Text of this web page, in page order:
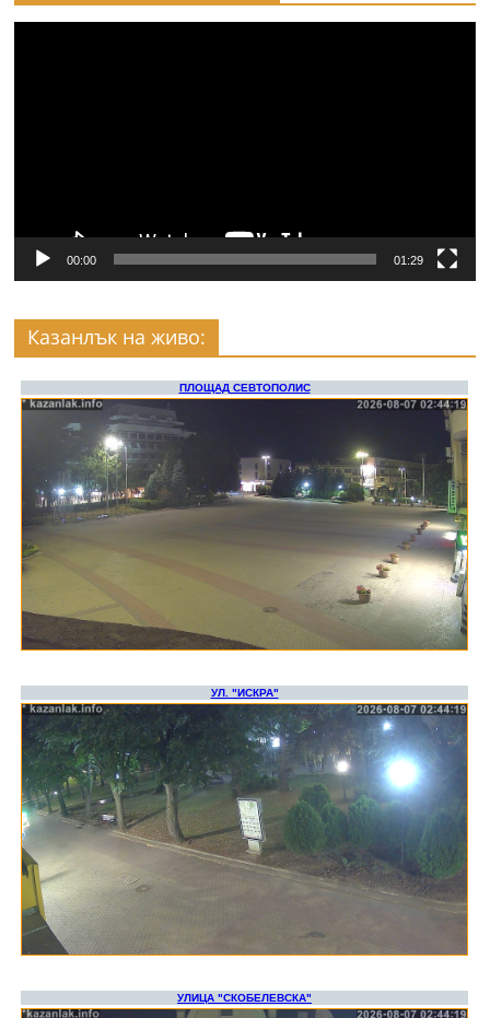
00:00 01:29
Казанлък на живо: